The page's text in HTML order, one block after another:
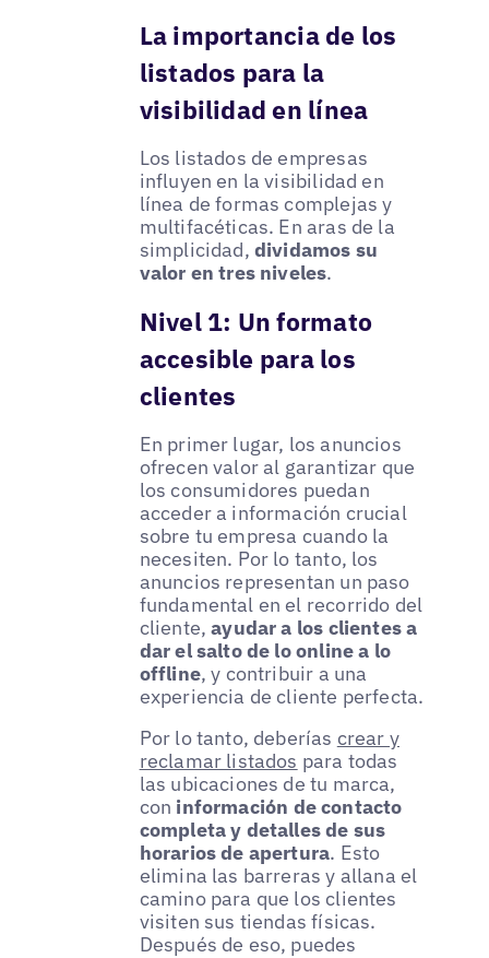
La importancia de los
listados para la
visibilidad en línea
Los listados de empresas
influyen en la visibilidad en
línea de formas complejas y
multifacéticas. En aras de la
simplicidad, dividamos su
valor en tres niveles.
Nivel 1: Un formato
accesible para los
clientes
En primer lugar, los anuncios
ofrecen valor al garantizar que
los consumidores puedan
acceder a información crucial
sobre tu empresa cuando la
necesiten. Por lo tanto, los
anuncios representan un paso
fundamental en el recorrido del
cliente,ayudar a los clientes a
dar el salto de lo online a lo
offline, y contribuir a una
experiencia de cliente perfecta.
Por lo tanto, deberías crear y
reclamar listados para todas
las ubicaciones de tu marca,
con información de contacto
completa y detalles de sus
horarios de apertura. Esto
elimina las barreras y allana el
camino para que los clientes
visiten sus tiendas físicas.
Después de eso, puedes